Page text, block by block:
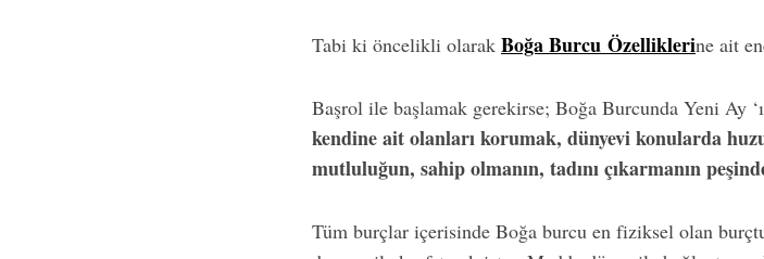
Tabi ki öncelikli olarak Boğa Burcu Özelliklerine ait
Başrol ile başlamak gerekirse; Boğa Burcunda Yeni Ay
kendine ait olanları korumak, dünyevi konularda
mutluluğun, sahip olmanın, tadını çıkarmanın
Tüm burçlar içerisinde Boğa burcu en fiziksel olan